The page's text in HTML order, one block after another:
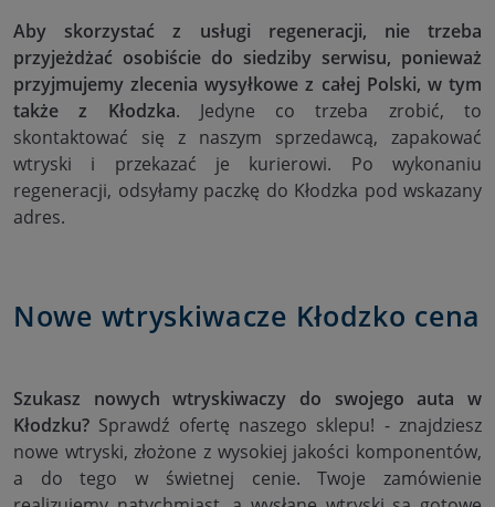
Aby skorzystać z usługi regeneracji, nie trzeba
przyjeżdżać osobiście do siedziby serwisu, ponieważ
przyjmujemy zlecenia wysyłkowe z całej Polski, w tym
także z Kłodzka. Jedyne co trzeba zrobić, to
skontaktować się z naszym sprzedawcą, zapakować
wtryski i przekazać je kurierowi. Po wykonaniu
regeneracji, odsyłamy paczkę do Kłodzka pod wskazany
adres.
Nowe wtryskiwacze Kłodzko cena
Szukasz nowych wtryskiwaczy do swojego auta w
Kłodzku? Sprawdź ofertę naszego sklepu! - znajdziesz
nowe wtryski, złożone z wysokiej jakości komponentów,
a do tego w świetnej cenie. Twoje zamówienie